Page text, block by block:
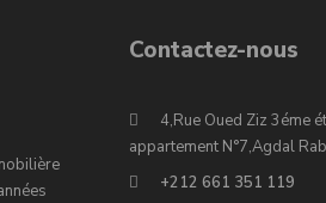
Contactez-nous
4,Rue Oued Ziz 3éme
appartement N°7,Agdal
+212 661 351 119